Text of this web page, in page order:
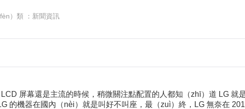
）類 ：新聞資訊
屏幕還是主流的時候，稍微關注點配置的人都知（zhī）道 LG 就
的機器在國內（nèi）就是叫好不叫座，最（zuì）終，LG 無奈在